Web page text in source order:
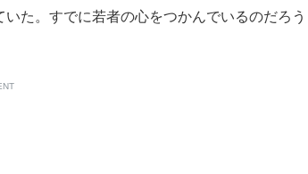
た。すでに若者の心をつかんでいるのだろう